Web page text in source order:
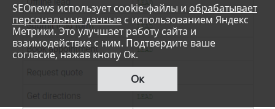
SEOnews использует cookie-файлы и обрабатывает
персональные данные с использованием Яндекс
Метрики. Это улучшает работу сайта и
взаимодействие с ним. Подтвердите ваше
согласие, нажав кнопу Ок.
Ок